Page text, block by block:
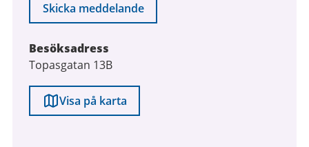
Skicka meddelande
Besöksadress
Topasgatan 13B
Visa på karta